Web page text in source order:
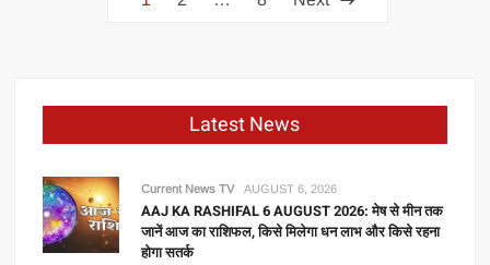
45
वेतन,
महिलाओं
3000
रुपये…
अमित
Latest News
Current News TV AUGUST 6, 2026
AAJ KA RASHIFAL 6 AUGUST 2026: मेष से मीन तक
जानें आज का राशिफल, किसे मिलेगा धन लाभ और किसे रहना
होगा सतर्क